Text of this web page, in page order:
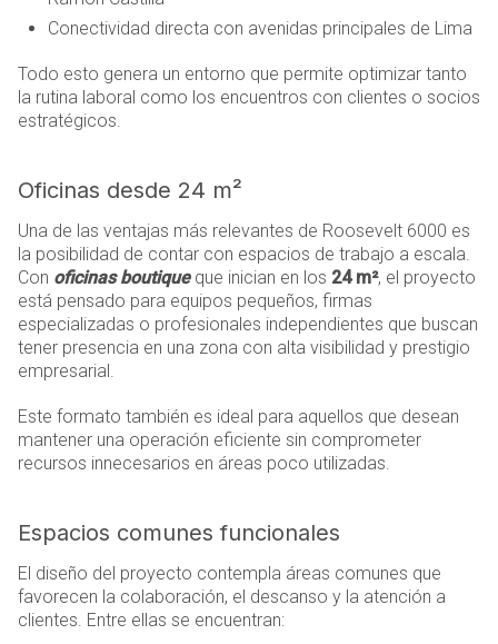
Conectividad directa con avenidas principales de Lima
Todo esto genera un entorno que permite optimizar tanto
la rutina laboral como los encuentros con clientes o socios
estratégicos.
Oficinas desde 24 m²
Una de las ventajas más relevantes de Roosevelt 6000 es
la posibilidad de contar con espacios de trabajo a escala.
Con oficinas boutiqueque inician en los 24 m², el proyecto
está pensado para equipos pequeños, firmas
especializadas o profesionales independientes que buscan
tener presencia en una zona con alta visibilidad y prestigio
empresarial.
Este formato también es ideal para aquellos que desean
mantener una operación eficiente sin comprometer
recursos innecesarios en áreas poco utilizadas.
Espacios comunes funcionales
El diseño del proyecto contempla áreas comunes que
favorecen la colaboración, el descanso y la atención a
clientes. Entre ellas se encuentran: